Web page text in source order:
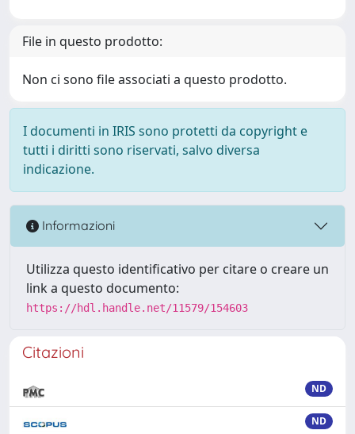
File in questo prodotto:
Non ci sono file associati a questo prodotto.
I documenti in IRIS sono protetti da copyright e
tutti i diritti sono riservati, salvo diversa
indicazione.
Informazioni
Utilizza questo identificativo per citare o creare un
link a questo documento:
https://hdl.handle.net/11579/154603
Citazioni
ND
ND